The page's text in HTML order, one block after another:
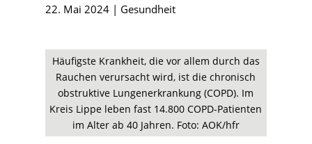
22. Mai 2024| Gesundheit
Häufigste Krankheit, die vor allem durch das
Rauchen verursacht wird, ist die chronisch
obstruktive Lungenerkrankung (COPD). Im
Kreis Lippe leben fast 14.800 COPD-Patienten
im Alter ab 40 Jahren. Foto: AOK/hfr